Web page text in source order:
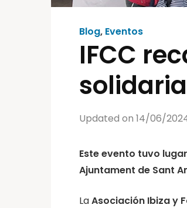
Blog, Eventos
IFCC
Updated on 14/06/
Este evento tuvo
Ajuntament de Sant
LaAsociación Ibiza y